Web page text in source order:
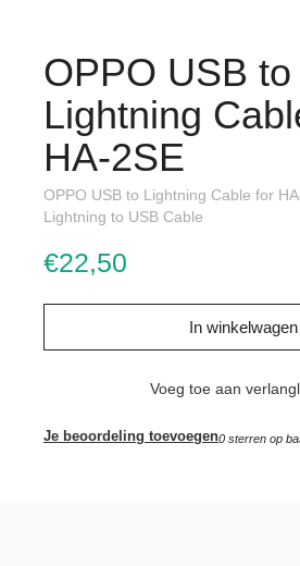
OPPO USB to
Lightning
HA-2SE
OPPO USB to Lightning Cable for
Lightning to USB Cable
€22,50
In winkelwagen
Voeg toe aan
0 sterren op
Je beoordeling toevoegen